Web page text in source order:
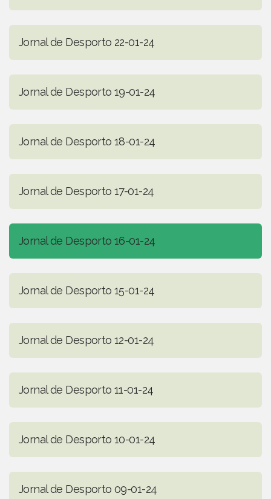
Jornal de Desporto 22-01-24
Jornal de Desporto 19-01-24
Jornal de Desporto 18-01-24
Jornal de Desporto 17-01-24
Jornal de Desporto 16-01-24
Jornal de Desporto 15-01-24
Jornal de Desporto 12-01-24
Jornal de Desporto 11-01-24
Jornal de Desporto 10-01-24
Jornal de Desporto 09-01-24